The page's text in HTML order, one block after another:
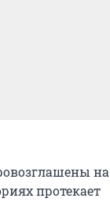
на
протекает